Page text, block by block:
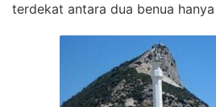
terdekat antara dua benua